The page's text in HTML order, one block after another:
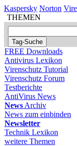
Kaspersky Norton
THEMEN
FREE Downloads
Antivirus Lexikon
Virenschutz Tutorial
Virenschutz Forum
Testberichte
AntiVirus News
News Archiv
News zum einbinden
Newsletter
Technik Lexikon
weitere Themen